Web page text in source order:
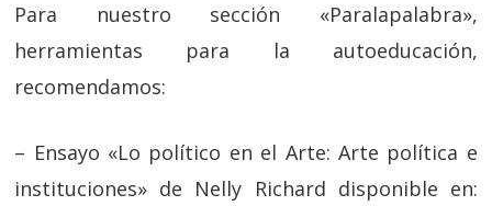
Para nuestro sección «Paralapalabra»,
herramientas para la autoeducación,
recomendamos:
– Ensayo «Lo político en el Arte: Arte política e
instituciones» de Nelly Richard disponible en: